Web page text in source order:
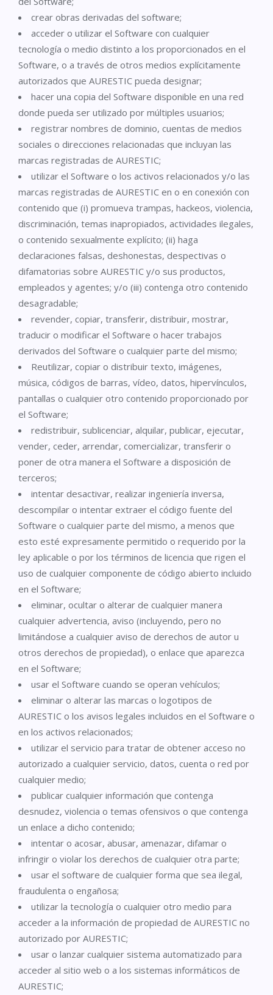
crear obras derivadas del software;
acceder o utilizar el Software con cualquier
tecnología o medio distinto a los proporcionados en el
Software, o a través de otros medios explícitamente
autorizados que AURESTIC pueda designar;
hacer una copia del Software disponible en una red
donde pueda ser utilizado por múltiples usuarios;
registrar nombres de dominio, cuentas de medios
sociales o direcciones relacionadas que incluyan las
marcas registradas de AURESTIC;
utilizar el Software o los activos relacionados y/o las
marcas registradas de AURESTIC en o en conexión con
contenido que (i) promueva trampas, hackeos, violencia,
discriminación, temas inapropiados, actividades ilegales,
o contenido sexualmente explícito; (ii) haga
declaraciones falsas, deshonestas, despectivas o
difamatorias sobre AURESTIC y/o sus productos,
empleados y agentes; y/o (iii) contenga otro contenido
desagradable;
revender, copiar, transferir, distribuir, mostrar,
traducir o modificar el Software o hacer trabajos
derivados del Software o cualquier parte del mismo;
Reutilizar, copiar o distribuir texto, imágenes,
música, códigos de barras, vídeo, datos, hipervínculos,
pantallas o cualquier otro contenido proporcionado por
el Software;
redistribuir, sublicenciar, alquilar, publicar, ejecutar,
vender, ceder, arrendar, comercializar, transferir o
poner de otra manera el Software a disposición de
terceros;
intentar desactivar, realizar ingeniería inversa,
descompilar o intentar extraer el código fuente del
Software o cualquier parte del mismo, a menos que
esto esté expresamente permitido o requerido por la
ley aplicable o por los términos de licencia que rigen el
uso de cualquier componente de código abierto incluido
en el Software;
eliminar, ocultar o alterar de cualquier manera
cualquier advertencia, aviso (incluyendo, pero no
limitándose a cualquier aviso de derechos de autor u
otros derechos de propiedad), o enlace que aparezca
en el Software;
usar el Software cuando se operan vehículos;
eliminar o alterar las marcas o logotipos de
AURESTIC o los avisos legales incluidos en el Software o
en los activos relacionados;
utilizar el servicio para tratar de obtener acceso no
autorizado a cualquier servicio, datos, cuenta o red por
cualquier medio;
publicar cualquier información que contenga
desnudez, violencia o temas ofensivos o que contenga
un enlace a dicho contenido;
intentar o acosar, abusar, amenazar, difamar o
infringir o violar los derechos de cualquier otra parte;
usar el software de cualquier forma que sea ilegal,
fraudulenta o engañosa;
utilizar la tecnología o cualquier otro medio para
acceder a la información de propiedad de AURESTIC no
autorizado por AURESTIC;
usar o lanzar cualquier sistema automatizado para
acceder al sitio web o a los sistemas informáticos de
AURESTIC;